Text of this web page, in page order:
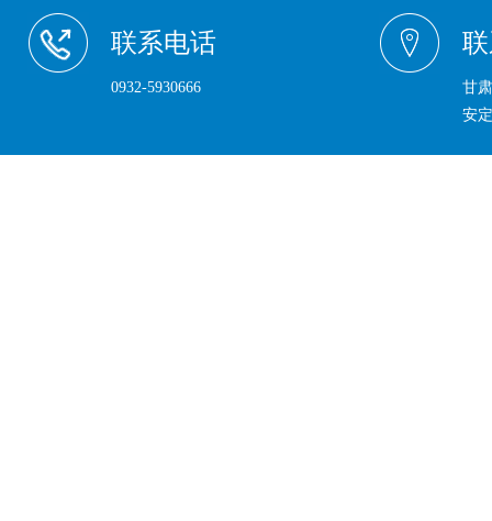
联系电话
0932-5930666
甘
安